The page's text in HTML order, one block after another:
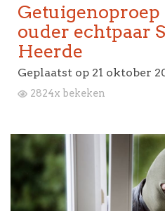
ouder echtpaar
Heerde
Geplaatst op 21 oktober
2824x bekeken